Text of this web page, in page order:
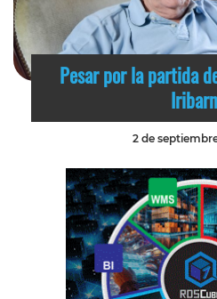
Pesar por la partida
2 de